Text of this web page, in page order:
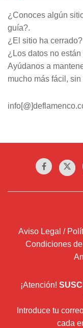
¿Conoces algún
guía?.
¿El sitio ha cerrado?
¿Los datos no
Ayúdanos a
mucho más fácil,
Aviso Legal /
Condiciones
¡Atención!
Introduce tu
cada